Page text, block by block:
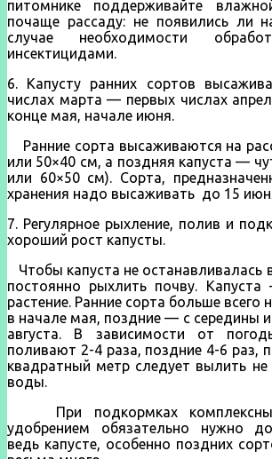
питомнике поддерживайте
почаще рассаду: не появились ли
случае необходимости
инсектицидами.
6. Капусту ранних сортов
числах марта — первых числах
конце мая, начале июня.
Ранние сорта высаживаются на
или 50×40 см, а поздняя капуста —
или 60×50 см). Сорта,
хранения надо высаживать до 15
7. Регулярное рыхление, полив и
хороший рост капусты.
Чтобы капуста не останавливалась
постоянно рыхлить почву.
растение. Ранние сорта больше
в начале мая, поздние — с середины
августа. В зависимости от
поливают 2-4 раза, поздние 4-6 раз,
квадратный метр следует вылить
воды.
При подкормках
удобрением обязательно нужно
ведь капусте, особенно поздних